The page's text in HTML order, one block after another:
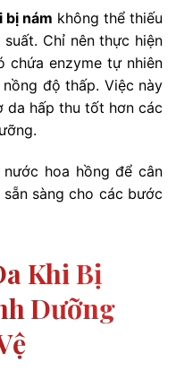
bị nám không thể thiếu
Chỉ nên thực hiện
chứa enzyme tự nhiên
độ thấp. Việc này
da hấp thu tốt hơn các
hoa hồng để cân
sàng cho các bước
Khi Bị
Dưỡng